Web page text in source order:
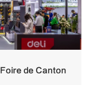
de Canton